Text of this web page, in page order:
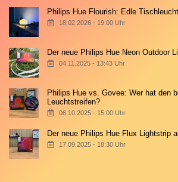
Philips Hue Flourish: Edle
18.02.2026 - 19:00 Uhr
Der neue Philips Hue Neon Outdoor
04.11.2025 - 13:43 Uhr
Philips Hue vs. Govee: Wer hat den
Leuchtstreifen?
06.10.2025 - 15:00 Uhr
Der neue Philips Hue Flux Lightstrip
17.09.2025 - 18:30 Uhr